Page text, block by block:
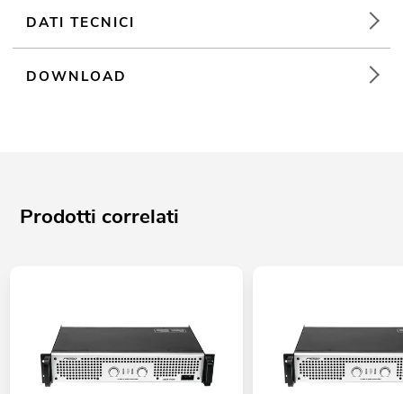
DATI TECNICI
DOWNLOAD
Prodotti correlati